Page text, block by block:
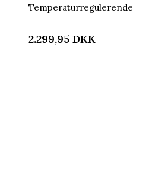
Temperaturregulerende
Nordstrand Home
2.299,95 DKK